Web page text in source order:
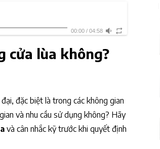
00:00/ 04:58
cửa lùa không?
đặc biệt là trong các không gian
và nhu cầu sử dụng không? Hãy
và cân nhắc kỹ trước khi quyết định